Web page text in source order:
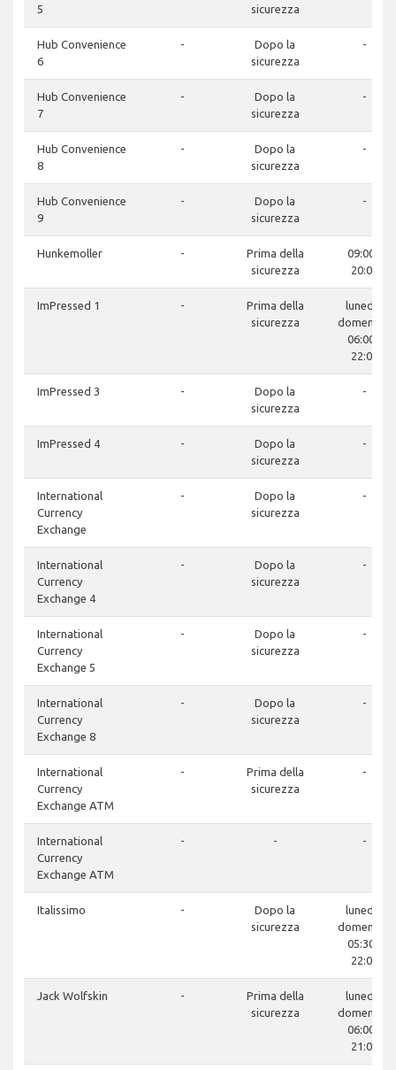
5
sicurezza
Hub Convenience
6
-
Dopo la
sicurezza
-
Hub Convenience
7
-
Dopo la
sicurezza
-
Hub Convenience
8
-
Dopo la
sicurezza
-
Hub Convenience
9
-
Dopo la
sicurezza
-
Hunkemoller -
Prima della
sicurezza
09:00 -
20:00
ImPressed 1 -
Prima della
sicurezza
lunedì -
domenica:
06:00 -
22:00
ImPressed 3 -
Dopo la
sicurezza
-
ImPressed 4 -
Dopo la
sicurezza
-
International
Currency
Exchange
-
Dopo la
sicurezza
-
International
Currency
Exchange 4
-
Dopo la
sicurezza
-
International
Currency
Exchange 5
-
Dopo la
sicurezza
-
International
Currency
Exchange 8
-
Dopo la
sicurezza
-
International
Currency
Exchange ATM
-
Prima della
sicurezza
-
International
Currency
Exchange ATM
- - -
Italissimo -
Dopo la
sicurezza
lunedì -
domenica:
05:30 -
22:00
Jack Wolfskin -
Prima della
sicurezza
lunedì -
domenica:
06:00 -
21:00